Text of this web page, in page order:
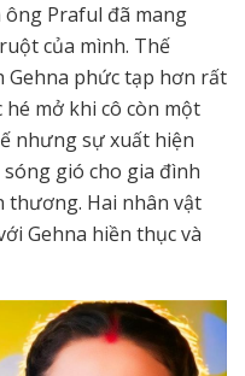
ông Praful đã mang
của mình. Thế
Gehna phức tạp hơn rất
mở khi cô còn một
nhưng sự xuất hiện
gió cho gia đình
thương. Hai nhân vật
Gehna hiền thục và